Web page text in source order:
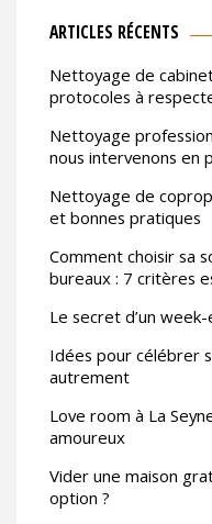
ARTICLES RÉCENTS
Nettoyage de
protocoles à
Nettoyage
nous intervenons en
Nettoyage de
et bonnes pratiques
Comment choisir sa
bureaux : 7 critères
Le secret d’un
Idées pour célébrer
autrement
Love room à La
amoureux
Vider une maison
option ?